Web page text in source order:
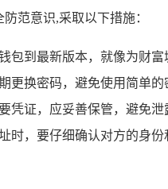
范意识,采取以下措施：
包到最新版本，就像为财
更换密码，避免使用简单
凭证，应妥善保管，避免
时，要仔细确认对方的身